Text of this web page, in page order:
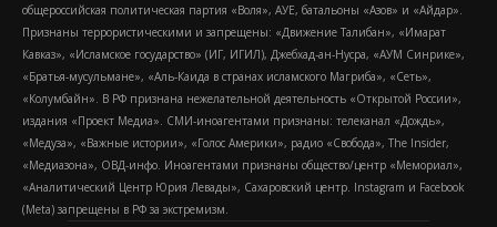
общероссийская политическая партия «Воля», АУЕ, батальоны «Азов» и «Айдар».
Признаны террористическими и запрещены: «Движение Талибан», «Имарат
Кавказ», «Исламское государство» (ИГ, ИГИЛ), Джебхад-ан-Нусра, «АУМ Синрике»,
«Братья-мусульмане», «Аль-Каида в странах исламского Магриба», «Сеть»,
«Колумбайн». В РФ признана нежелательной деятельность «Открытой России»,
издания «Проект Медиа». СМИ-иноагентами признаны: телеканал «Дождь»,
«Медуза», «Важные истории», «Голос Америки», радио «Свобода», The Insider,
«Медиазона», ОВД-инфо. Иноагентами признаны общество/центр «Мемориал»,
«Аналитический Центр Юрия Левады», Сахаровский центр. Instagram и Facebook
(Metа) запрещены в РФ за экстремизм.